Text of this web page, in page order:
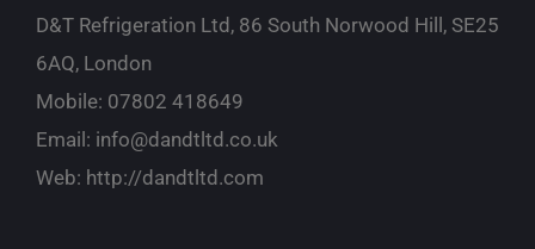
D&T Refrigeration Ltd, 86 South Norwood Hill, SE25
6AQ, London
Mobile: 07802 418649
Email: info@dandtltd.co.uk
Web: http://dandtltd.com